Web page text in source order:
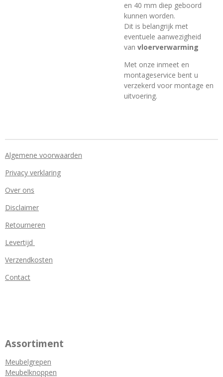
en 40 mm diep geboord
kunnen worden.
Dit is belangrijk met
eventuele aanwezigheid
van vloerverwarming
Met onze inmeet en
montageservice bent u
verzekerd voor montage en
uitvoering.
Algemene voorwaarden
Privacy verklaring
Over ons
Disclaimer
Retourneren
Levertijd
Verzendkosten
Contact
Assortiment
Meubelgrepen
Meubelknoppen